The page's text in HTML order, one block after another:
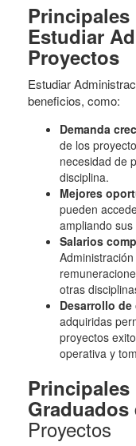
Principales
Estudiar
Proyectos
Estudiar
beneficios, como:
Demanda
de los
necesidad de
disciplina.
Mejores
pueden
ampliando
Salarios
otras
Desarrollo
adquiridas
proyectos
operativa y
Graduados
Proyectos